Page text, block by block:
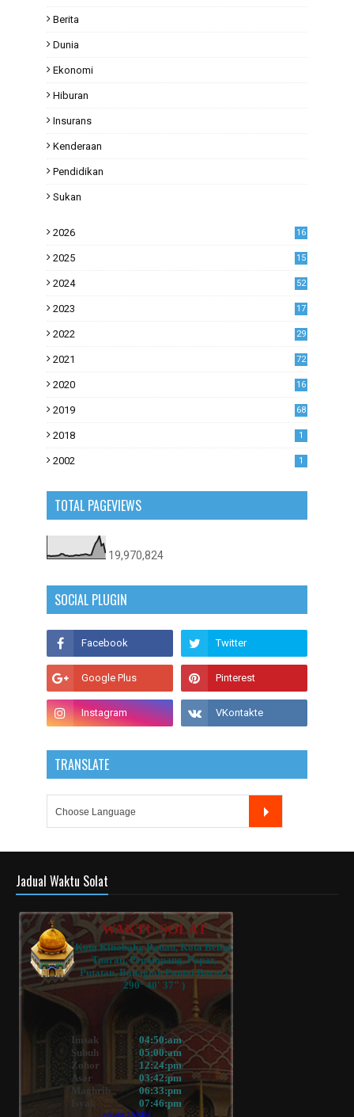
Berita
Dunia
Ekonomi
Hiburan
Insurans
Kenderaan
Pendidikan
Sukan
2026 16
2025 15
2024 52
2023
17
2022
29
2021
72
2020
16
2019
68
2018 1
2002 1
TOTAL PAGEVIEWS
19,970,824
SOCIAL PLUGIN
TRANSLATE
Jadual Waktu Solat